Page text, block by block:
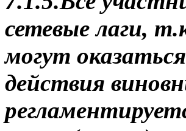
сетевые лаги,
могут
действия